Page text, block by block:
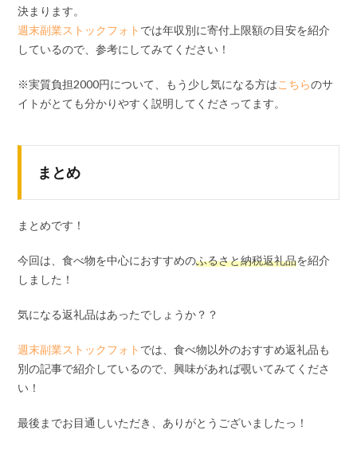
決まります。
週末副業ストックフォト では年収別に寄付上限額の目安を紹介
しているので、参考にしてみてください！
※実質負担2000円について、もう少し気になる方はこちらのサ
イトがとても分かりやすく説明してくださってます。
まとめ
まとめです！
今回は、食べ物を中心におすすめのふるさと納税返礼品を紹介
しました！
気になる返礼品はあったでしょうか？？
週末副業ストックフォト では、食べ物以外のおすすめ返礼品も
別の記事で紹介しているので、興味があれば覗いてみてくださ
い！
最後までお目通しいただき、ありがとうございましたっ！